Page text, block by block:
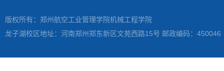
版权所有：郑州航空工业管理学院机械工程学院
龙子湖校区地址：河南郑州郑东新区文苑西路15号 邮政编码：450046